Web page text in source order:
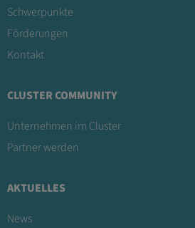
Schwerpunkte
Förderungen
Kontakt
CLUSTER COMMUNITY
Unternehmen im Cluster
Partner werden
AKTUELLES
News